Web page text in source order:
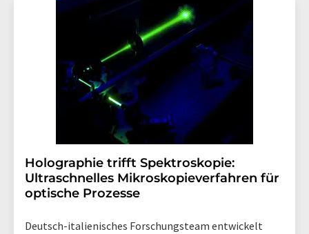
Holographie trifft Spektroskopie:
Ultraschnelles Mikroskopieverfahren für
optische Prozesse
Deutsch-italienisches Forschungsteam entwickelt